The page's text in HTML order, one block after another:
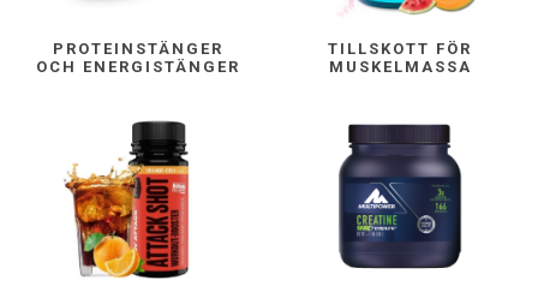
PROTEINSTÄNGER
OCH ENERGISTÄNGER
TILLSKOTT FÖR
MUSKELMASSA